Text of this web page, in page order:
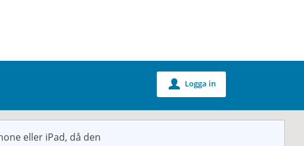
u Logga in
eller iPad, då den